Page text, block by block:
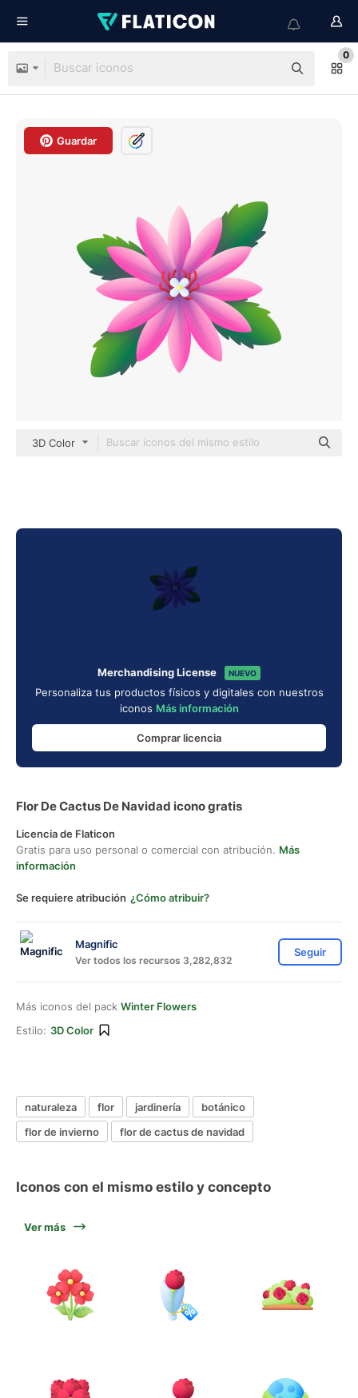
0
Guardar
3D Color
Merchandising License NUEVO
Personaliza tus productos físicos y digitales con nuestros
iconos Más información
Comprar licencia
Flor De Cactus De Navidad icono gratis
Licencia de Flaticon
Gratis para uso personal o comercial con atribución. Más
información
Se requiere atribución ¿Cómo atribuir?
Magnific
Ver todos los recursos 3,282,832
Seguir
Más iconos del pack Winter Flowers
Estilo: 3D Color
naturaleza flor jardinería
botánico
flor de invierno
flor de cactus de navidad
Iconos con el mismo estilo y concepto
Ver más